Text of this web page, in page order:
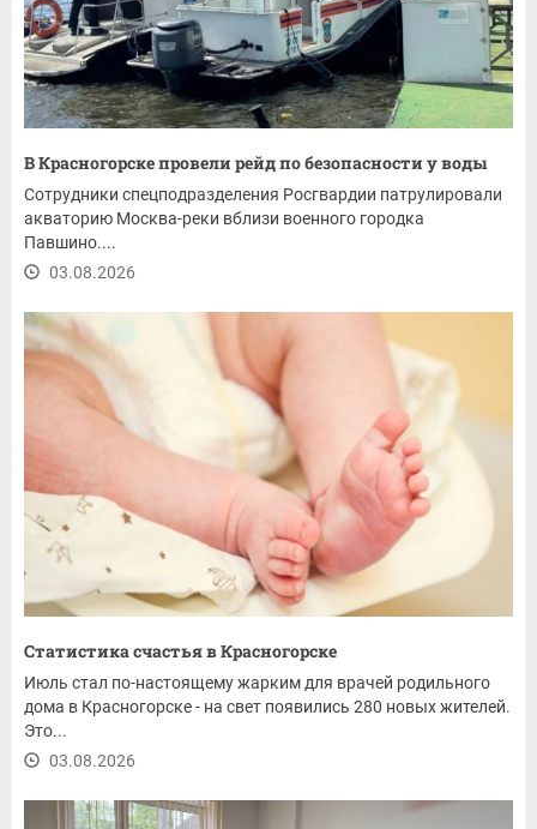
В Красногорске провели рейд по безопасности у воды
Сотрудники спецподразделения Росгвардии патрулировали
акваторию Москва-реки вблизи военного городка
Павшино....
03.08.2026
Статистика счастья в Красногорске
Июль стал по-настоящему жарким для врачей родильного
дома в Красногорске - на свет появились 280 новых жителей.
Это...
03.08.2026